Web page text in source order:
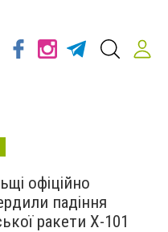
офіційно
падіння
ракети Х-101